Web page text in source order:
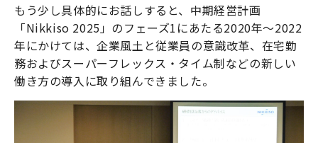
もう少し具体的にお話しすると、中期経営計画
「Nikkiso 2025」のフェーズ1にあたる2020年〜2022
年にかけては、企業風土と従業員の意識改革、在宅勤
務およびスーパーフレックス・タイム制などの新しい
働き方の導入に取り組んできました。